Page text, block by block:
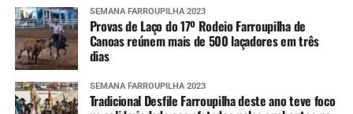
SEMANA FARROUPILHA 2023
Provas de Laço do 17º Rodeio Farroupilha de
Canoas reúnem mais de 500 laçadores em três
dias
SEMANA FARROUPILHA 2023
Tradicional Desfile Farroupilha deste ano teve foco